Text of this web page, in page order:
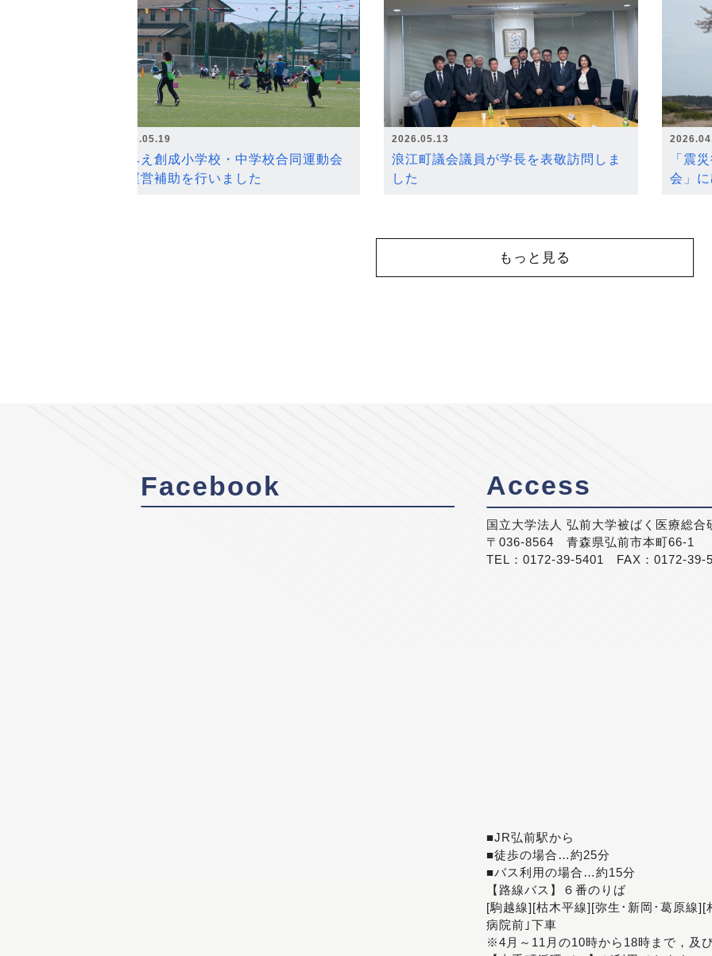
2026.05.19
なみえ創成小学校・中学校合同運動会
の運営補助を行いました
2026.05.13
浪江町議会議員が学長を表敬訪問しま
した
「震
会」
もっと見る
Facebook Access
国立大学法人 弘前大学被ばく医療総合
〒036-8564 青森県弘前市本町66-1
TEL：0172-39-5401 FAX：0172-39-
■JR弘前駅から
■徒歩の場合…約25分
■バス利用の場合…約15分
【路線バス】６番のりば
[駒越線][枯木平線][弥生･新岡･葛原線
病院前｣下車
※4月～11月の10時から18時まで，及